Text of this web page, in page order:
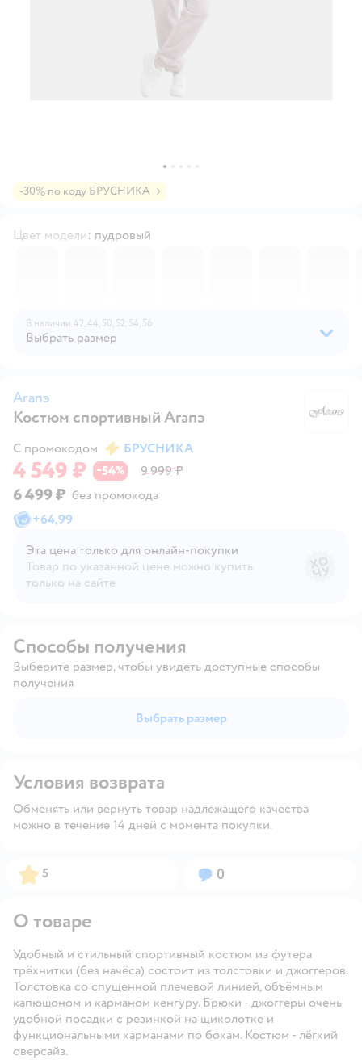
-30% по коду БРУСНИКА
Цвет модели: пудровый
В наличии 42,44, 50, 52, 54, 56
Выбрать размер
Агапэ
Костюм спортивный Агапэ
С промокодом
БРУСНИКА
4 549 ₽ −54% 9 999 ₽
6 499 ₽ без промокода
+64,99
Эта цена только для онлайн‑покупки
Товар по указанной цене можно купить
только на сайте
Способы получения
Выберите размер, чтобы увидеть доступные способы
получения
Выбрать размер
Условия возврата
Обменять или вернуть товар надлежащего качества
можно в течение 14 дней с момента покупки.
Рейтинг:
5 Вопросов:
0
О товаре
Удобный и стильный спортивный костюм из футера
трёхнитки (без начёса) состоит из толстовки и джоггеров.
Толстовка со спущенной плечевой линией, объёмным
капюшоном и карманом кенгуру. Брюки - джоггеры очень
удобной посадки с резинкой на щиколотке и
функциональными карманами по бокам. Костюм - лёгкий
оверсайз.